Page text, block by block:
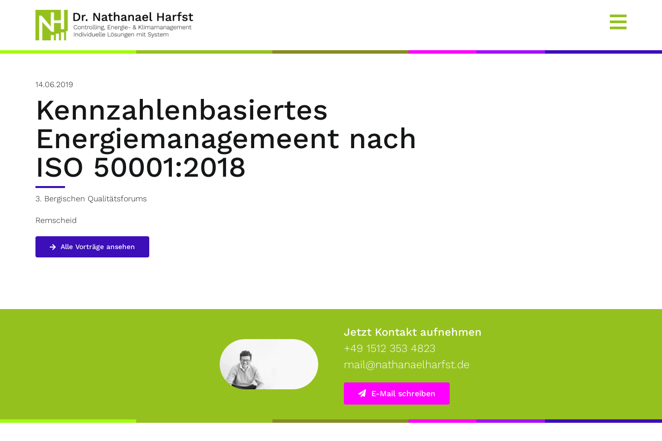
14.06.2019
Kennzahlenbasiertes
Energiemanagemeent nach
ISO 50001:2018
3. Bergischen Qualitätsforums
Remscheid
Alle Vorträge ansehen
Jetzt Kontakt aufnehmen
+49 1512 353 4823
mail@nathanaelharfst.de
E-Mail schreiben